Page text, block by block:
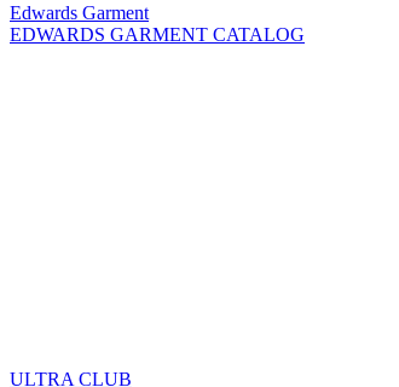
Edwards Garment
EDWARDS GARMENT CATALOG
ULTRA CLUB